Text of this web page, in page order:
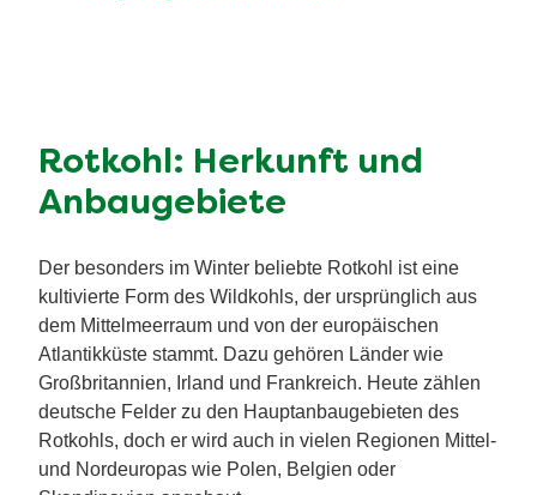
Rotkohl: Herkunft und
Anbaugebiete
Der besonders im Winter beliebte Rotkohl ist eine
kultivierte Form des Wildkohls, der ursprünglich aus
dem Mittelmeerraum und von der europäischen
Atlantikküste stammt. Dazu gehören Länder wie
Großbritannien, Irland und Frankreich. Heute zählen
deutsche Felder zu den Hauptanbaugebieten des
Rotkohls, doch er wird auch in vielen Regionen Mittel-
und Nordeuropas wie Polen, Belgien oder